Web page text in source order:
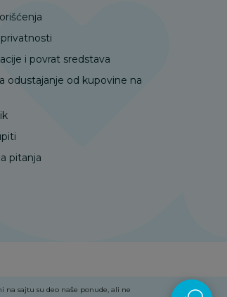
i povrat sredstava
odustajanje od kupovine na
pitanja
sajtu su deo naše ponude, ali ne